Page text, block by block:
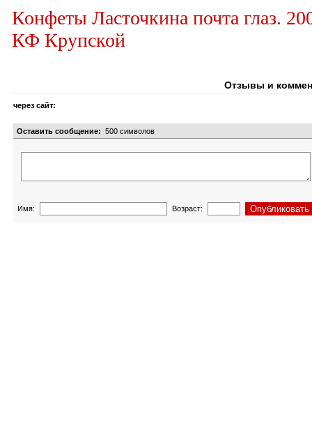
Конфеты Ласточкина почта глаз.
КФ Крупской
Отзывы и
через сайт:
Оставить сообщение: 500 символов
Имя: Возраст: